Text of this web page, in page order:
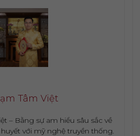
Tâm Việt
– Bằng sự am hiểu sâu sắc về
với mỹ nghệ truyền thống.